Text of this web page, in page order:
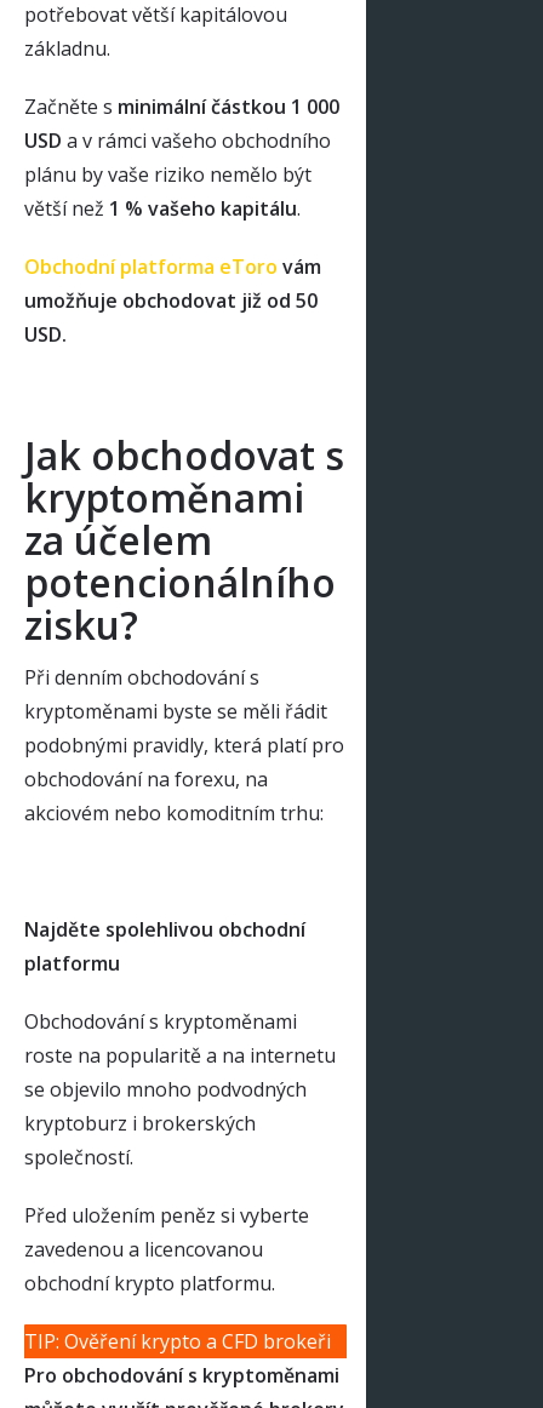
potřebovat větší kapitálovou
základnu.
Začněte s minimální částkou 1 000
USD a v rámci vašeho obchodního
plánu by vaše riziko nemělo být
větší než 1 % vašeho kapitálu.
Obchodní platforma eToro vám
umožňuje obchodovat již od 50
USD.
Jak obchodovat s
kryptoměnami
za účelem
potencionálního
zisku?
Při denním obchodování s
kryptoměnami byste se měli řádit
podobnými pravidly, která platí pro
obchodování na forexu, na
akciovém nebo komoditním trhu:
Najděte spolehlivou obchodní
platformu
Obchodování s kryptoměnami
roste na popularitě a na internetu
se objevilo mnoho podvodných
kryptoburz i brokerských
společností.
Před uložením peněz si vyberte
zavedenou a licencovanou
obchodní krypto platformu.
TIP: Ověření krypto a CFD brokeři
Pro obchodování s kryptoměnami